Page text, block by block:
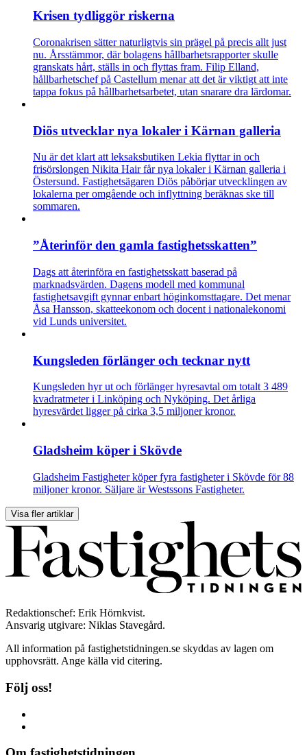
Krisen tydliggör riskerna
Coronakrisen sätter naturligtvis sin prägel på precis allt just
nu. Årsstämmor, där bolagens hållbarhetsrapporter skulle
granskats hårt, ställs in och flyttas fram. Filip Elland,
hållbarhetschef på Castellum menar att det är viktigt att inte
tappa fokus på hållbarhetsarbetet, utan snarare dra lärdomar.
Diös utvecklar nya lokaler i Kärnan galleria
Nu är det klart att leksaksbutiken Lekia flyttar in och
frisörslongen Nikita Hair får nya lokaler i Kärnan galleria i
Östersund. Fastighetsägaren Diös påbörjar utvecklingen av
lokalerna per omgående och inflyttning beräknas ske till
sommaren.
”Återinför den gamla fastighetsskatten”
Dags att återinföra en fastighetsskatt baserad på
marknadsvärden. Dagens modell med kommunal
fastighetsavgift gynnar enbart höginkomsttagare. Det menar
Åsa Hansson, skatteekonom och docent i nationalekonomi
vid Lunds universitet.
Kungsleden förlänger och tecknar nytt
Kungsleden hyr ut och förlänger hyresavtal om totalt 3 489
kvadratmeter i Linköping och Nyköping. Det årliga
hyresvärdet ligger på cirka 3,5 miljoner kronor.
Gladsheim köper i Skövde
Gladsheim Fastigheter köper fyra fastigheter i Skövde för 88
miljoner kronor. Säljare är Westssons Fastigheter.
Visa fler artiklar
Redaktionschef: Erik Hörnkvist.
Ansvarig utgivare: Niklas Stavegård.
All information på fastighetstidningen.se skyddas av lagen om
upphovsrätt. Ange källa vid citering.
Följ oss!